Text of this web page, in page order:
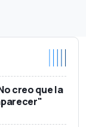
creo que la